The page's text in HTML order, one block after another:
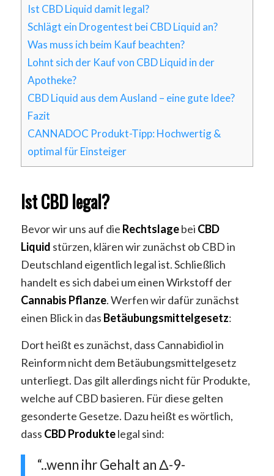
Ist CBD Liquid damit legal?
Schlägt ein Drogentest bei CBD Liquid an?
Was muss ich beim Kauf beachten?
Lohnt sich der Kauf von CBD Liquid in der
Apotheke?
CBD Liquid aus dem Ausland – eine gute Idee?
Fazit
CANNADOC Produkt-Tipp: Hochwertig &
optimal für Einsteiger
Ist CBD legal?
Bevor wir uns auf die Rechtslagebei CBD
Liquid stürzen, klären wir zunächst ob CBD in
Deutschland eigentlich legal ist. Schließlich
handelt es sich dabei um einen Wirkstoff der
Cannabis Pflanze. Werfen wir dafür zunächst
einen Blick in das Betäubungsmittelgesetz:
Dort heißt es zunächst, dass Cannabidiol in
Reinform nicht dem Betäubungsmittelgesetz
unterliegt. Das gilt allerdings nicht für Produkte,
welche auf CBD basieren. Für diese gelten
gesonderte Gesetze. Dazu heißt es wörtlich,
dass CBD Produktelegal sind:
“..wenn ihr Gehalt an Δ-9-